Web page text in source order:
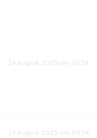
24 August 2025 om 06:54
24 August 2025 om 06:54